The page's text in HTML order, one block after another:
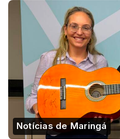
Notícias de Maringá